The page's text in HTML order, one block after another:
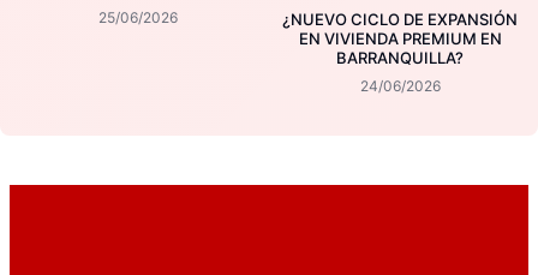
25/06/2026
¿NUEVO CICLO DE EXPANSIÓN
EN VIVIENDA PREMIUM EN
BARRANQUILLA?
24/06/2026